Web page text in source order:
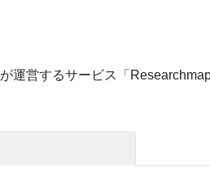
運営するサービス「